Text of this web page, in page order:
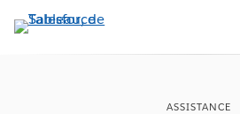
Aller
au
ASSISTANCE